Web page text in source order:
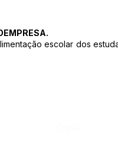
escolar dos